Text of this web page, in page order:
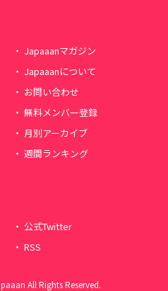
Japaaanマガジン
Japaaanについて
お問い合わせ
無料メンバー登録
月別アーカイブ
週間ランキング
公式Twitter
RSS
All Rights Reserved.